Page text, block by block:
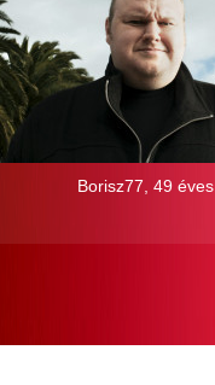
Borisz77, 49 éves